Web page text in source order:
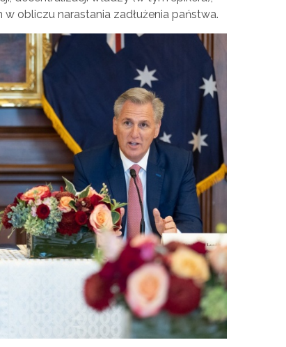
obliczu narastania zadłużenia państwa.